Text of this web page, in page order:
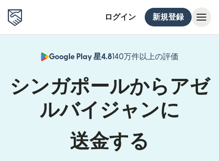
ログイン 新規登録
Google Play 星4.8140万件以上の評価
（別ウィン
シンガポールからアゼ
ルバイジャンに
送金する